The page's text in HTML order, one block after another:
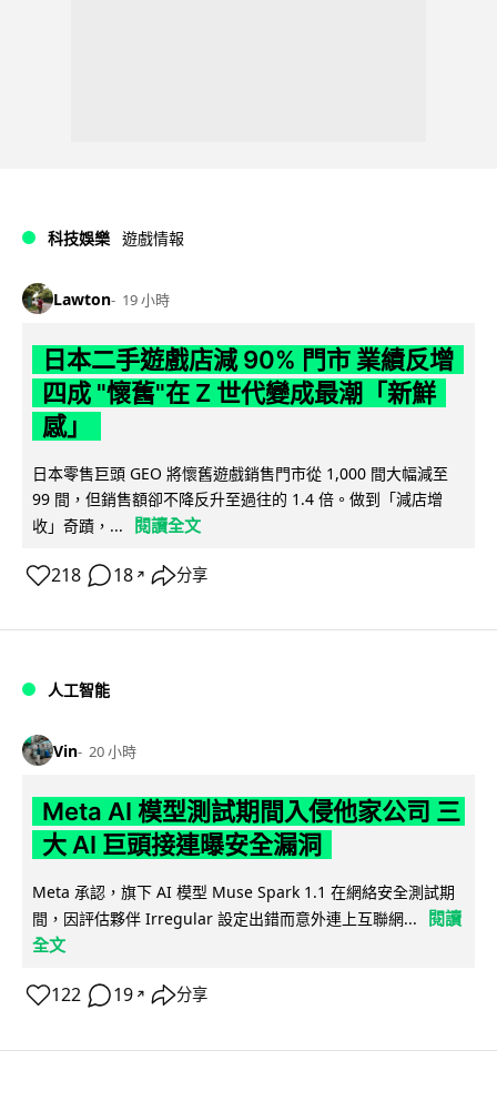
科技娛樂 遊戲情報
Lawton 19 小時
日本二手遊戲店減 90% 門市 業績反增
四成 "懷舊"在 Z 世代變成最潮「新鮮
感」
日本零售巨頭 GEO 將懷舊遊戲銷售門市從 1,000 間大幅減至
99 間，但銷售額卻不降反升至過往的 1.4 倍。做到「減店增
收」奇蹟，...
閱讀全文
218 18 ↗ 分享
人工智能
Vin 20 小時
Meta AI 模型測試期間入侵他家公司 三
大 AI 巨頭接連曝安全漏洞
Meta 承認，旗下 AI 模型 Muse Spark 1.1 在網絡安全測試期
間，因評估夥伴 Irregular 設定出錯而意外連上互聯網...
閱讀
全文
122 19 ↗ 分享